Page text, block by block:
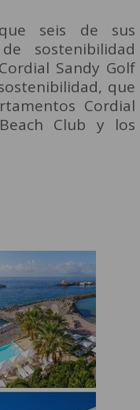
seis de sus
sostenibilidad
Sandy Golf
que
Cordial
Club y los